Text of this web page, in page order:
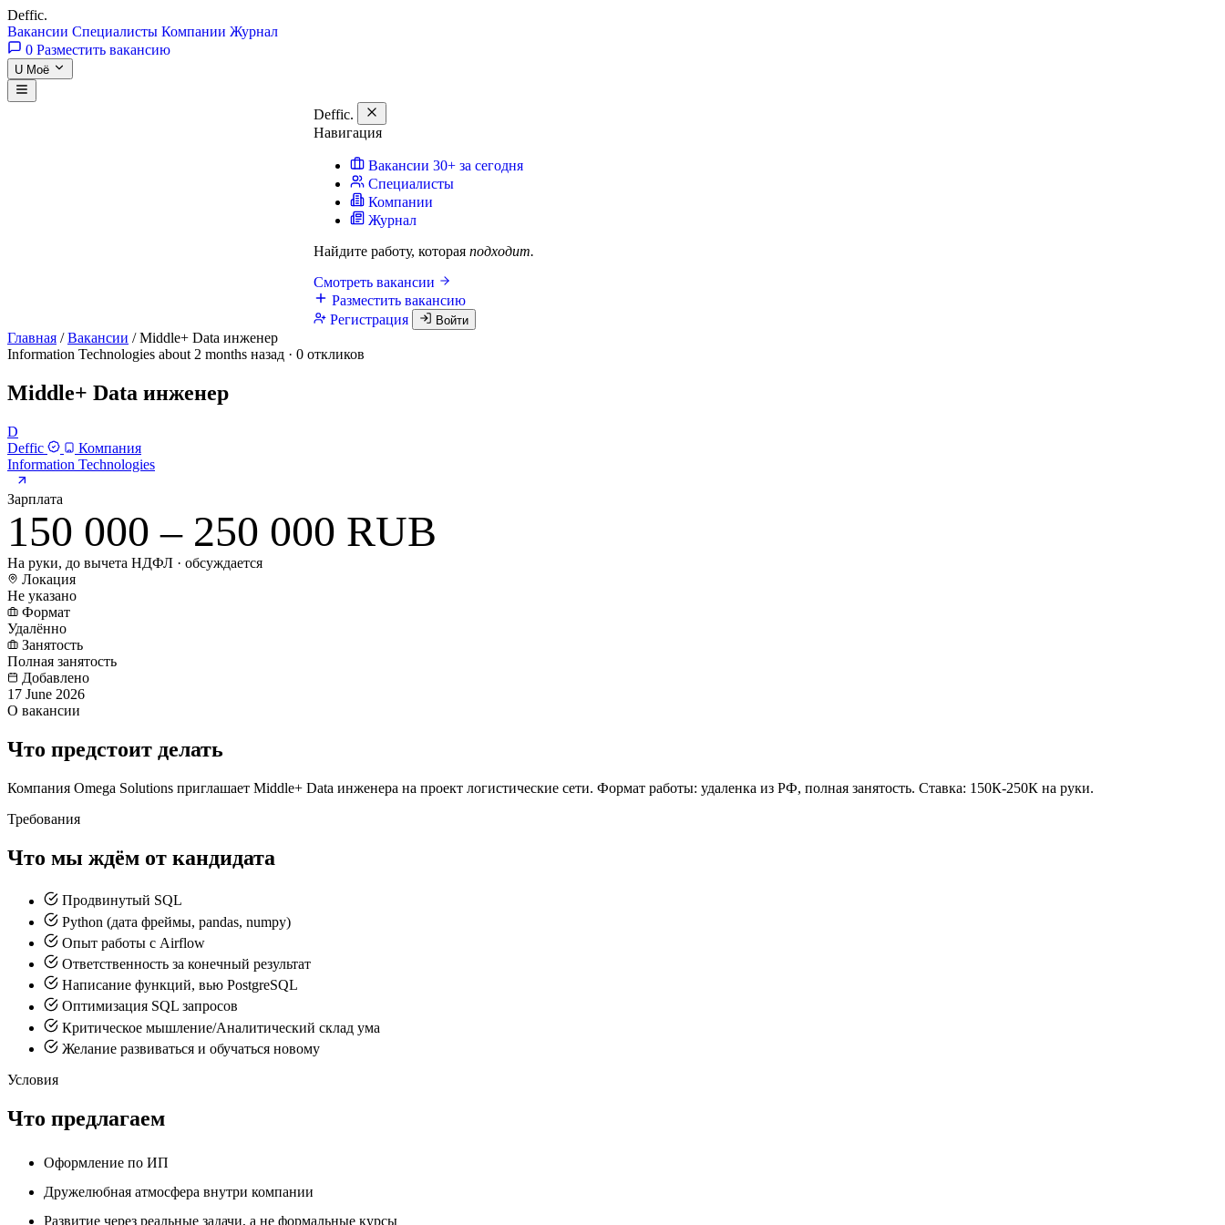
Deffic.
Вакансии Специалисты Компании Журнал
0 Разместить вакансию
U Моё
Deffic.
Навигация
Вакансии 30+ за сегодня
Специалисты
Компании
Журнал
Найдите работу, которая подходит.
Смотреть вакансии
Разместить вакансию
Регистрация
Войти
Главная / Вакансии / Middle+ Data инженер
Information Technologies about 2 months назад · 0 откликов
Middle+ Data инженер
D
Deffic
Компания
Information Technologies
Зарплата
150 000 – 250 000 RUB
На руки, до вычета НДФЛ · обсуждается
Локация
Не указано
Формат
Удалённо
Занятость
Полная занятость
Добавлено
17 June 2026
О вакансии
Что предстоит делать
Компания Omega Solutions приглашает Middle+ Data инженера на проект логистические сети. Формат работы: удаленка из РФ, полная занятость. Ставка: 150К-250К на руки.
Требования
Что мы ждём от кандидата
Продвинутый SQL
Python (дата фреймы, pandas, numpy)
Опыт работы с Airflow
Ответственность за конечный результат
Написание функций, вью PostgreSQL
Оптимизация SQL запросов
Критическое мышление/Аналитический склад ума
Желание развиваться и обучаться новому
Условия
Что предлагаем
Оформление по ИП
Дружелюбная атмосфера внутри компании
Развитие через реальные задачи, а не формальные курсы